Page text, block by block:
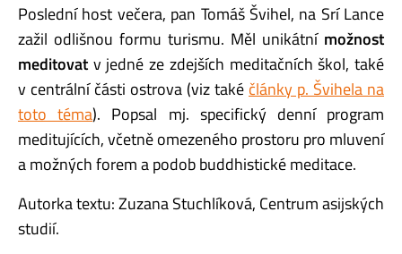
Poslední host večera, pan Tomáš Švihel, na Srí Lance
zažil odlišnou formu turismu. Měl unikátní možnost
meditovat v jedné ze zdejších meditačních škol, také
v centrální části ostrova (viz také články p. Švihela na
toto téma). Popsal mj. specifický denní program
meditujících, včetně omezeného prostoru pro mluvení
a možných forem a podob buddhistické meditace.
Autorka textu: Zuzana Stuchlíková, Centrum asijských
studií.